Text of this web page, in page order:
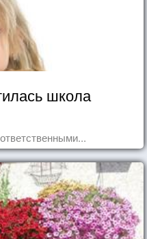
школа